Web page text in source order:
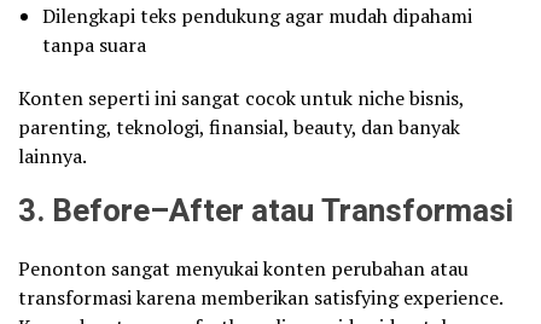
Dilengkapi teks pendukung agar mudah dipahami
tanpa suara
Konten seperti ini sangat cocok untuk niche bisnis,
parenting, teknologi, finansial, beauty, dan banyak
lainnya.
3. Before–After atau Transformasi
Penonton sangat menyukai konten perubahan atau
transformasi karena memberikan satisfying experience.